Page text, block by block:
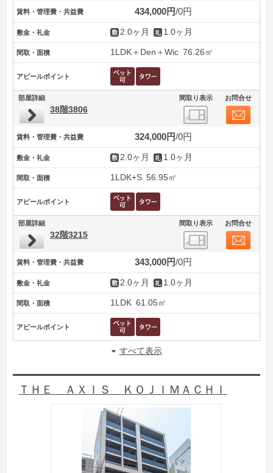
賃料・管理費・共益費 434,000円 0円
敷金・礼金 2.0ヶ月 1.0ヶ月
間取・面積 1LDK＋Den＋Wic 76.26㎡
アピールポイント
部屋詳細 間取り表示 お問合せ
38階3806
賃料・管理費・共益費 324,000円 0円
敷金・礼金 2.0ヶ月 1.0ヶ月
間取・面積 1LDK+S 56.95㎡
アピールポイント
部屋詳細 間取り表示 お問合せ
32階3215
賃料・管理費・共益費 343,000円 0円
敷金・礼金 2.0ヶ月 1.0ヶ月
間取・面積 1LDK 61.05㎡
アピールポイント
すべて表示
ＴＨＥ ＡＸＩＳ ＫＯＪＩＭＡＣＨＩ